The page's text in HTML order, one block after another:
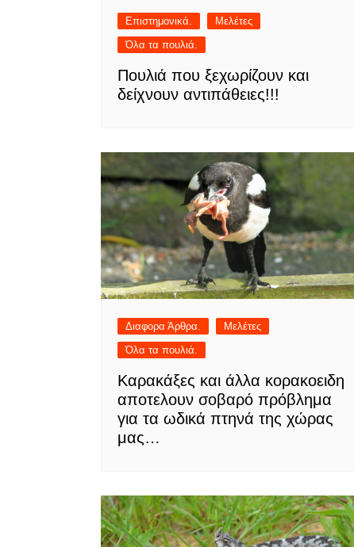
Επιστημονικά.
Μελέτες
Όλα τα πουλιά.
Πουλιά που ξεχωρίζουν και
δείχνουν αντιπάθειες!!!
Διαφορα Άρθρα.
Μελέτες
Όλα τα πουλιά.
Καρακάξες και άλλα κορακοειδη
αποτελουν σοβαρό πρόβλημα
για τα ωδικά πτηνά της χώρας
μας…